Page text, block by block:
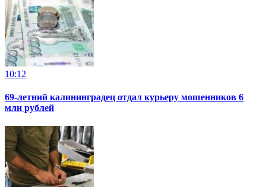
10:12
69-летний калининградец отдал курьеру мошенников 6
млн рублей